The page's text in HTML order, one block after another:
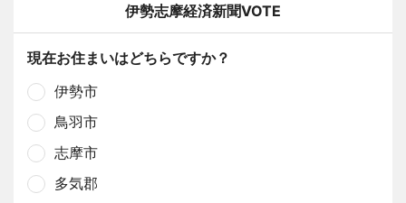
伊勢志摩経済新聞VOTE
現在お住まいはどちらですか？
伊勢市
鳥羽市
志摩市
多気郡